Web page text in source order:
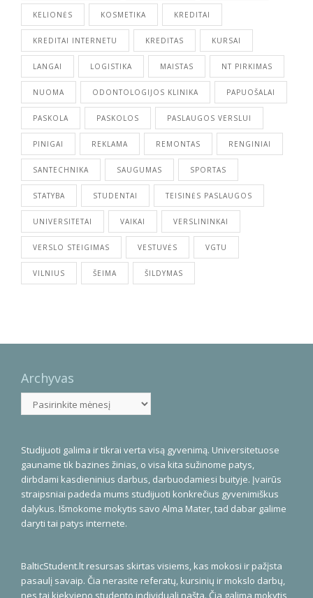
KELIONĖS KOSMETIKA KREDITAI
KREDITAI INTERNETU KREDITAS KURSAI
LANGAI LOGISTIKA MAISTAS NT PIRKIMAS
NUOMA ODONTOLOGIJOS KLINIKA PAPUOŠALAI
PASKOLA PASKOLOS PASLAUGOS VERSLUI
PINIGAI REKLAMA REMONTAS RENGINIAI
SANTECHNIKA SAUGUMAS SPORTAS
STATYBA STUDENTAI TEISINĖS PASLAUGOS
UNIVERSITETAI VAIKAI VERSLININKAI
VERSLO STEIGIMAS VESTUVĖS VGTU
VILNIUS ŠEIMA ŠILDYMAS
Archyvas
Archyvas
Studijuoti galima ir tikrai verta visą gyvenimą. Universitetuose
gauname tik bazines žinias, o visa kita sužinome patys,
dirbdami kasdieninius darbus, darbuodamiesi buityje. Įvairūs
straipsniai padeda mums studijuoti konkrečius gyvenimiškus
dalykus. Išmokome mokytis savo Alma Mater, tad dabar galime
daryti tai patys internete.
BalticStudent.lt resursas skirtas visiems, kas mokosi ir pažįsta
pasaulį savaip. Čia nerasite referatų, kursinių ir mokslo darbų,
nes tai kiekvieno studento individuali našta. Čia galima mokytis